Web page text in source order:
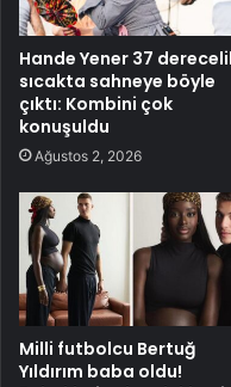
Hande Yener 37
sıcakta sahneye böyle
çıktı: Kombini çok
konuşuldu
Ağustos 2, 2026
Milli futbolcu Bertuğ
Yıldırım baba oldu!